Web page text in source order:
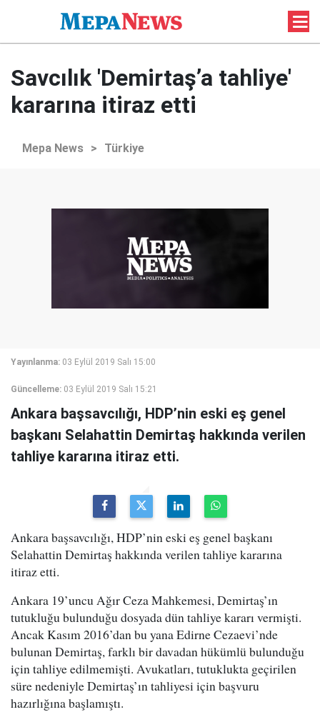
Savcılık 'Demirtaş’a tahliye'
kararına itiraz etti
Mepa News > Türkiye
Yayınlanma: 03 Eylül 2019 Salı 15:00
Güncelleme: 03 Eylül 2019 Salı 15:21
Ankara başsavcılığı, HDP’nin eski eş genel
başkanı Selahattin Demirtaş hakkında verilen
tahliye kararına itiraz etti.
Ankara başsavcılığı, HDP’nin eski eş genel başkanı
Selahattin Demirtaş hakkında verilen tahliye kararına
itiraz etti.
Ankara 19’uncu Ağır Ceza Mahkemesi, Demirtaş’ın
tutukluğu bulunduğu dosyada dün tahliye kararı vermişti.
Ancak Kasım 2016’dan bu yana Edirne Cezaevi’nde
bulunan Demirtaş, farklı bir davadan hükümlü bulunduğu
için tahliye edilmemişti. Avukatları, tutuklukta geçirilen
süre nedeniyle Demirtaş’ın tahliyesi için başvuru
hazırlığına başlamıştı.